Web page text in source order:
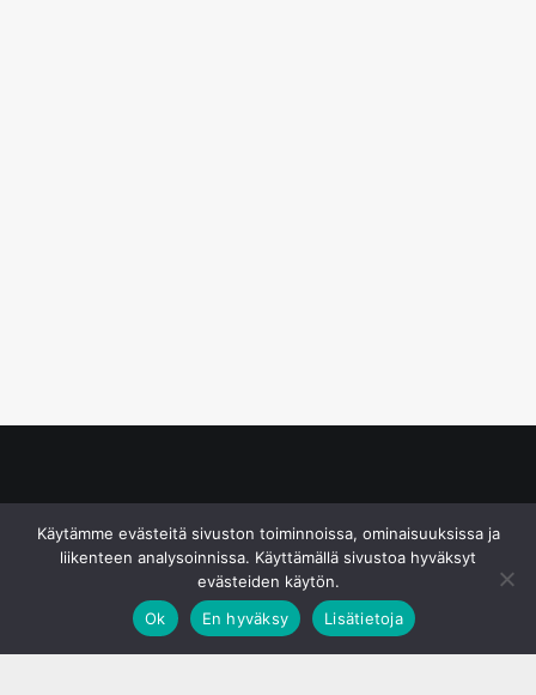
Käytämme evästeitä sivuston toiminnoissa, ominaisuuksissa ja
liikenteen analysoinnissa. Käyttämällä sivustoa hyväksyt
evästeiden käytön.
Ok
En hyväksy Lisätietoja